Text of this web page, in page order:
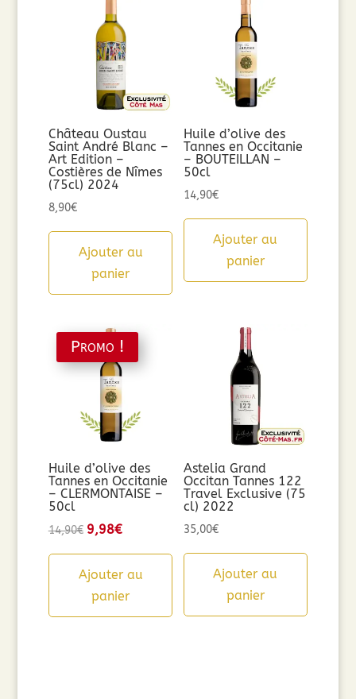
Château Oustau
Saint André Blanc –
Art Edition –
Costières de Nîmes
(75cl) 2024
8,90€
Ajouter au
panier
Huile d’olive des
Tannes en Occitanie
– BOUTEILLAN –
50cl
14,90€
Ajouter au
panier
Promo !
Huile d’olive des
Tannes en Occitanie
– CLERMONTAISE –
50cl
14,90€ Le
initial
était :
9,98€Le
actuel
est :
Ajouter au
panier
Astelia Grand
Occitan Tannes 122
Travel Exclusive (75
cl) 2022
35,00€
Ajouter au
panier